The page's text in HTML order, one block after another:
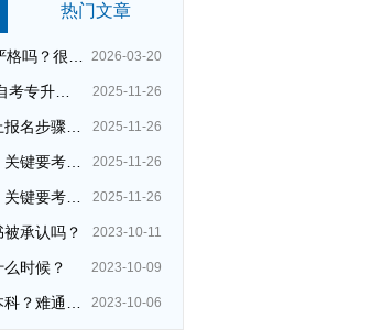
热门文章
26年广东小自考校考严格吗？很简单吗？ 2026-03-20
2026广东省小学教育自考专升本考试科目（+指引） 2025-11-26
今年广东自学考试网上报名步骤（全） 2025-11-26
四十岁提升学历有用！关键要考哪种？这种最快最实用！ 2025-11-26
四十岁提升学历有用！关键要考哪种？这种最快最实用！ 2025-11-26
承认吗？ 2023-10-11
时候？ 2023-10-09
在校大专生怎么自考本科？难通过吗？ 2023-10-06